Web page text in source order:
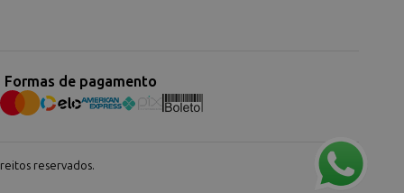
Formas de pagamento
reservados.